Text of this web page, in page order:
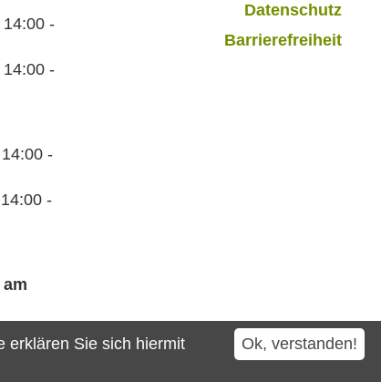
-
-
-
-
Datenschutz
Barrierefreiheit
Ok, verstanden!
erklären Sie sich hiermit